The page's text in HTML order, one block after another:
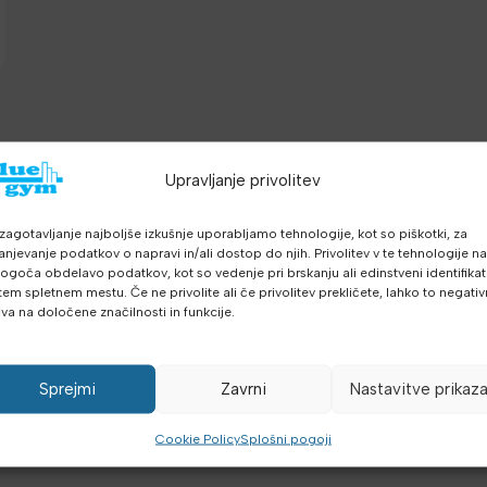
Upravljanje privolitev
najboljše izkušnje uporabljamo tehnologije, kot so piškotki, za
podatkov o napravi in/ali dostop do njih. Privolitev v te tehnologije
obdelavo podatkov, kot so vedenje pri brskanju ali edinstveni
spletnem mestu. Če ne privolite ali če privolitev prekličete, lahko to
na določene značilnosti in funkcije.
Sprejmi Zavrni Nastavitve prikaza
Cookie PolicySplošni pogoji